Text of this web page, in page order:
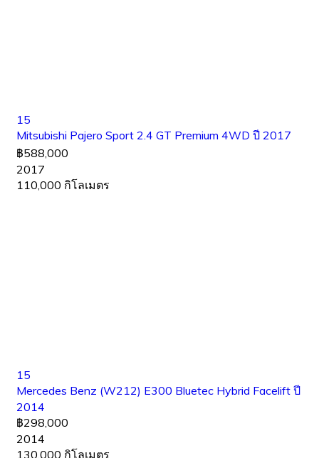
15
Mitsubishi Pajero Sport 2.4 GT Premium 4WD ปี 2017
฿588,000
2017
110,000 กิโลเมตร
15
Mercedes Benz (W212) E300 Bluetec Hybrid Facelift ปี
2014
฿298,000
2014
130,000 กิโลเมตร